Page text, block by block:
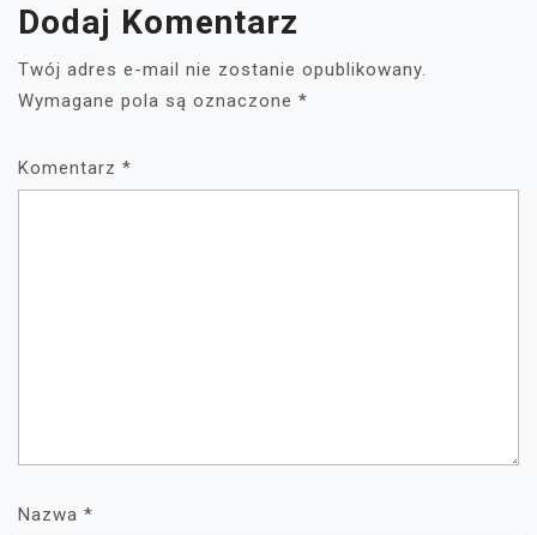
Dodaj Komentarz
Twój adres e-mail nie zostanie opublikowany.
Wymagane pola są oznaczone *
Komentarz *
Nazwa *